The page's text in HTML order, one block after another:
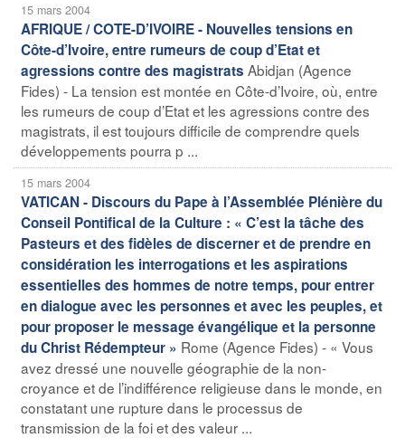
15 mars 2004
AFRIQUE / COTE-D’IVOIRE - Nouvelles tensions en
Côte-d’Ivoire, entre rumeurs de coup d’Etat et
agressions contre des magistrats Abidjan (Agence
Fides) - La tension est montée en Côte-d’Ivoire, où, entre
les rumeurs de coup d’Etat et les agressions contre des
magistrats, il est toujours difficile de comprendre quels
développements pourra p ...
15 mars 2004
VATICAN - Discours du Pape à l’Assemblée Plénière du
Conseil Pontifical de la Culture : « C’est la tâche des
Pasteurs et des fidèles de discerner et de prendre en
considération les interrogations et les aspirations
essentielles des hommes de notre temps, pour entrer
en dialogue avec les personnes et avec les peuples, et
pour proposer le message évangélique et la personne
du Christ Rédempteur » Rome (Agence Fides) - « Vous
avez dressé une nouvelle géographie de la non-
croyance et de l’indifférence religieuse dans le monde, en
constatant une rupture dans le processus de
transmission de la foi et des valeur ...